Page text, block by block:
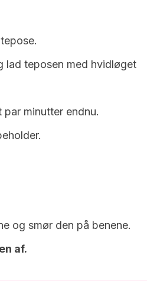
lad teposen med hvidløget
minutter endnu.
og smør den på benene.
af.